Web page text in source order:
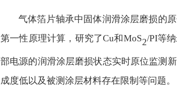
气体箔片轴承中固体润滑涂层磨损的
第一性原理计算，研究了Cu和MoS2/PI等
部电源的润滑涂层磨损状态实时原位监测
成度低以及被测涂层材料存在限制等问题。